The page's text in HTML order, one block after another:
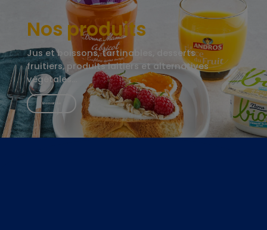
Nos produits
Jus et boissons, tartinables, desserts
fruitiers, produits laitiers et alternatives
végétales…
En savoir plus